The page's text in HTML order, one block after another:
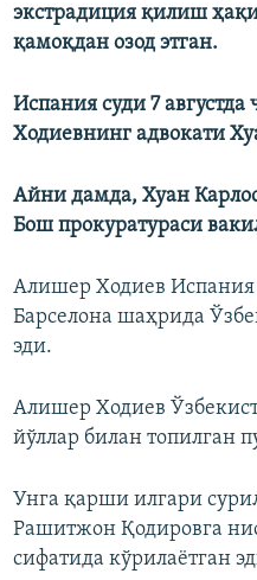
экстрадиция қилиш
қамоқдан озод этган.
Испания суди 7
Ходиевнинг адвокати
Айни дамда, Хуан
Бош прокуратураси
Алишер Ходиев
Барселона шаҳрида
эди.
Алишер Ходиев
йўллар билан топилган
Унга қарши илгари
Рашитжон Қодировга
сифатида кўрилаётган